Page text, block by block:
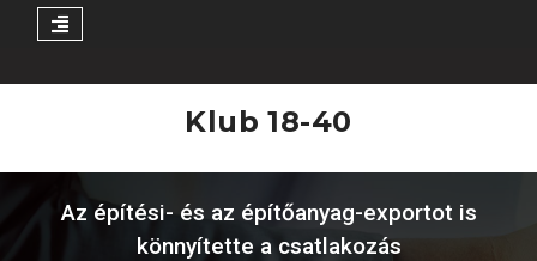
Klub 18-40
Az építési- és az építőanyag-exportot is
könnyítette a csatlakozás